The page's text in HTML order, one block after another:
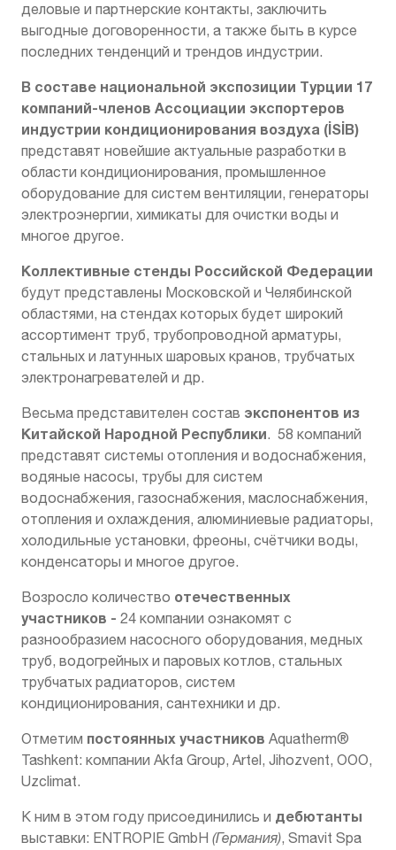
деловые и партнерские контакты, заключить
выгодные договоренности, а также быть в курсе
последних тенденций и трендов индустрии.
В составе национальной экспозиции Турции 17
компаний-членов Ассоциации экспортеров
индустрии кондиционирования воздуха (İSİB)
представят новейшие актуальные разработки в
области кондиционирования, промышленное
оборудование для систем вентиляции, генераторы
электроэнергии, химикаты для очистки воды и
многое другое.
Коллективные стенды Российской Федерации
будут представлены Московской и Челябинской
областями, на стендах которых будет широкий
ассортимент труб, трубопроводной арматуры,
стальных и латунных шаровых кранов, трубчатых
электронагревателей и др.
Весьма представителен состав экспонентов из
Китайской Народной Республики. 58 компаний
представят системы отопления и водоснабжения,
водяные насосы, трубы для систем
водоснабжения, газоснабжения, маслоснабжения,
отопления и охлаждения, алюминиевые радиаторы,
холодильные установки, фреоны, счётчики воды,
конденсаторы и многое другое.
Возросло количество отечественных
участников - 24 компании ознакомят с
разнообразием насосного оборудования, медных
труб, водогрейных и паровых котлов, стальных
трубчатых радиаторов, систем
кондиционирования, сантехники и др.
Отметим постоянных участников Aquatherm®
Tashkent: компании Akfa Group, Artel, Jihozvent, ООО,
Uzclimat.
К ним в этом году присоединились и дебютанты
выставки: ENTROPIE GmbH (Германия), Smavit Spa